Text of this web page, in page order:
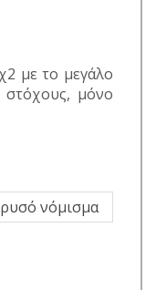
με το μεγάλο
στόχους, μόνο